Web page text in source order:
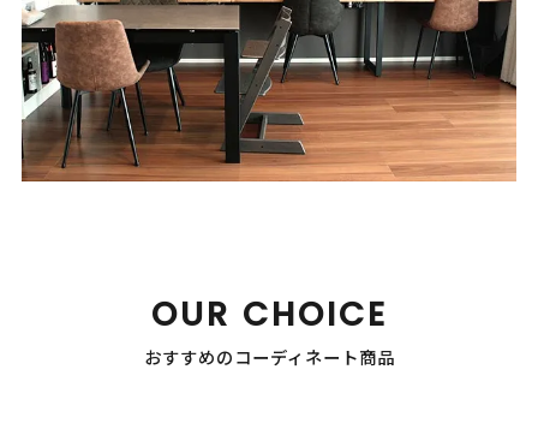
OUR CHOICE
おすすめのコーディネート商品